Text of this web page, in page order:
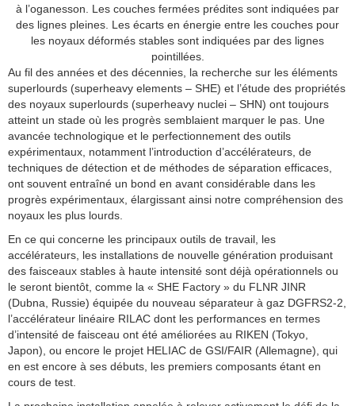
à l’oganesson. Les couches fermées prédites sont indiquées par
des lignes pleines. Les écarts en énergie entre les couches pour
les noyaux déformés stables sont indiquées par des lignes
pointillées.
Au fil des années et des décennies, la recherche sur les éléments
superlourds (superheavy elements – SHE) et l’étude des propriétés
des noyaux superlourds (superheavy nuclei – SHN) ont toujours
atteint un stade où les progrès semblaient marquer le pas. Une
avancée technologique et le perfectionnement des outils
expérimentaux, notamment l’introduction d’accélérateurs, de
techniques de détection et de méthodes de séparation efficaces,
ont souvent entraîné un bond en avant considérable dans les
progrès expérimentaux, élargissant ainsi notre compréhension des
noyaux les plus lourds.
En ce qui concerne les principaux outils de travail, les
accélérateurs, les installations de nouvelle génération produisant
des faisceaux stables à haute intensité sont déjà opérationnels ou
le seront bientôt, comme la « SHE Factory » du FLNR JINR
(Dubna, Russie) équipée du nouveau séparateur à gaz DGFRS2-2,
l’accélérateur linéaire RILAC dont les performances en termes
d’intensité de faisceau ont été améliorées au RIKEN (Tokyo,
Japon), ou encore le projet HELIAC de GSI/FAIR (Allemagne), qui
en est encore à ses débuts, les premiers composants étant en
cours de test.